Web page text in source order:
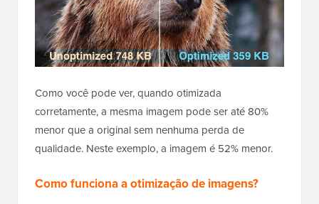
Como você pode ver, quando otimizada
corretamente, a mesma imagem pode ser até 80%
menor que a original sem nenhuma perda de
qualidade. Neste exemplo, a imagem é 52% menor.
Como funciona a otimização de imagens?